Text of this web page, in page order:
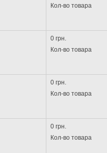
Кол-во товара
0 грн.
Кол-во товара
0 грн.
Кол-во товара
0 грн.
Кол-во товара